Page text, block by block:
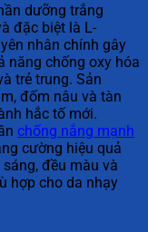
dưỡng trắng
đặc biệt là L-
nhân chính gây
năng chống oxy hóa
trẻ trung. Sản
đốm nâu và tàn
hắc tố mới.
chống nắng mạnh
cường hiệu quả
đều màu và
hợp cho da nhạy